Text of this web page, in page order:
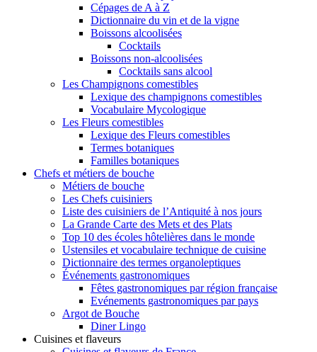
Cépages de A à Z
Dictionnaire du vin et de la vigne
Boissons alcoolisées
Cocktails
Boissons non-alcoolisées
Cocktails sans alcool
Les Champignons comestibles
Lexique des champignons comestibles
Vocabulaire Mycologique
Les Fleurs comestibles
Lexique des Fleurs comestibles
Termes botaniques
Familles botaniques
Chefs et métiers de bouche
Métiers de bouche
Les Chefs cuisiniers
Liste des cuisiniers de l’Antiquité à nos jours
La Grande Carte des Mets et des Plats
Top 10 des écoles hôtelières dans le monde
Ustensiles et vocabulaire technique de cuisine
Dictionnaire des termes organoleptiques
Événements gastronomiques
Fêtes gastronomiques par région française
Evénements gastronomiques par pays
Argot de Bouche
Diner Lingo
Cuisines et flaveurs